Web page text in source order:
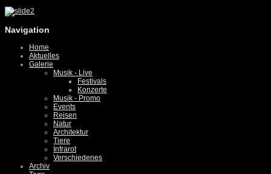
Navigation
Home
Aktuelles
Galerie
Musik - Live
Festivals
Konzerte
Musik - Promo
Events
Reisen
Natur
Architektur
Tiere
Infrarot
Verschiedenes
Archiv